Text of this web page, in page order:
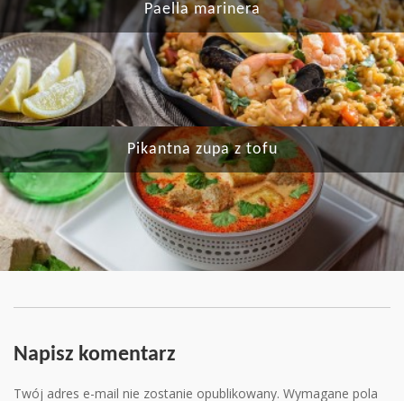
Paella marinera
Pikantna zupa z tofu
Napisz komentarz
Twój adres e-mail nie zostanie opublikowany. Wymagane pola